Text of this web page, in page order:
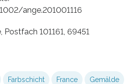
ange.201001116
101161, 69451
Farbschicht France Gemälde